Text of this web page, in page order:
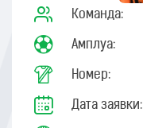
Команда:
Амплуа:
Номер:
Дата заявки: